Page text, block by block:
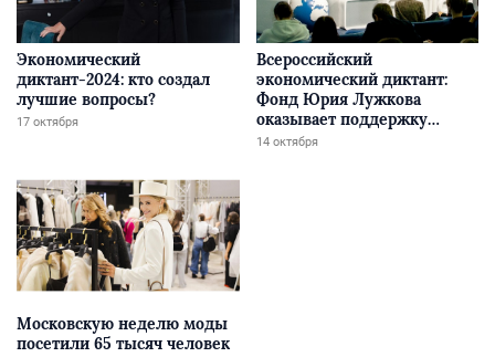
Экономический
диктант-2024: кто создал
лучшие вопросы?
17 октября
Всероссийский
экономический диктант:
Фонд Юрия Лужкова
оказывает поддержку
акции
14 октября
Московскую неделю моды
посетили 65 тысяч человек